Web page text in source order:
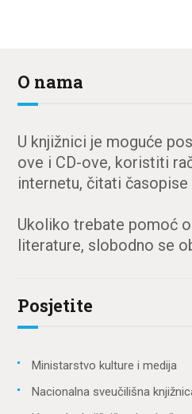
O nama
U knjižnici je moguće
ove i CD-ove, koristiti
internetu, čitati časopise
Ukoliko trebate pomoć
literature, slobodno se
Posjetite
Ministarstvo kulture i medija
Nacionalna sveučilišna